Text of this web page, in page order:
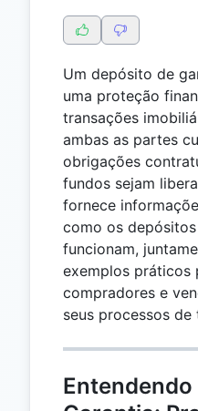
Um depósito de
uma proteção
transações
ambas as partes
obrigações
fundos sejam
fornece
como os
funcionam,
exemplos práticos
compradores e
seus processos de